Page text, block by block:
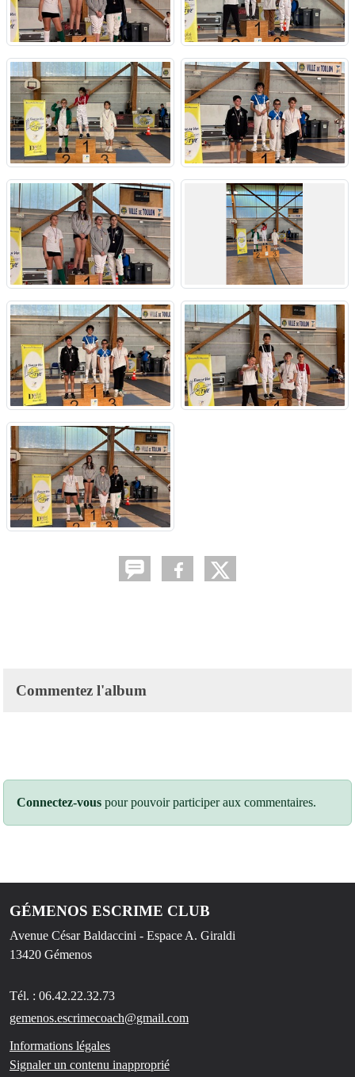
Commentez l'album
Connectez-vous pour pouvoir participer aux commentaires.
GÉMENOS ESCRIME CLUB
Avenue César Baldaccini - Espace A. Giraldi
13420 Gémenos
Tél. : 06.42.22.32.73
gemenos.escrimecoach@gmail.com
Informations légales
Signaler un contenu inapproprié